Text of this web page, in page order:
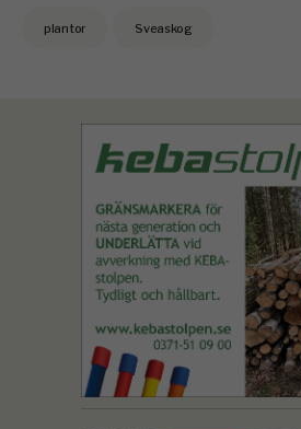
plantor Sveaskog